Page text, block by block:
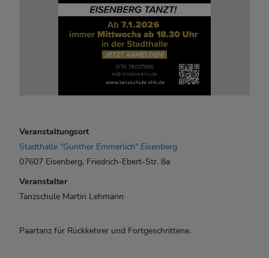
Paartanz für Rückkehrer und Fortgeschrittene.
Veranstaltungsort
Stadthalle "Gunther Emmerlich" Eisenberg
07607 Eisenberg, Friedrich-Ebert-Str. 8a
Veranstalter
Tanzschule Martin Lehmann